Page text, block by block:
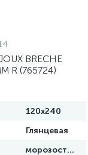
BRECHE
R (765724)
120x240
Глянцевая
морозостойкая